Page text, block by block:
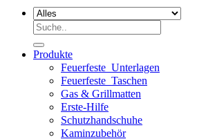
Suchen
Produkte
Feuerfeste_Unterlagen
Feuerfeste_Taschen
Gas & Grillmatten
Erste-Hilfe
Schutzhandschuhe
Kaminzubehör